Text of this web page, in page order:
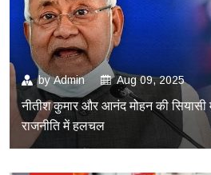
byAdmin Aug 09, 2025
नीतीश कुमार और आनंद मोहन की सियासी
राजनीति में हलचल